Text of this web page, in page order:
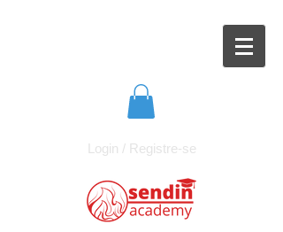
Login / Registre-se